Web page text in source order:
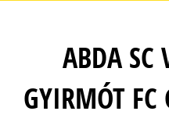
ABDA SC
GYIRMÓT